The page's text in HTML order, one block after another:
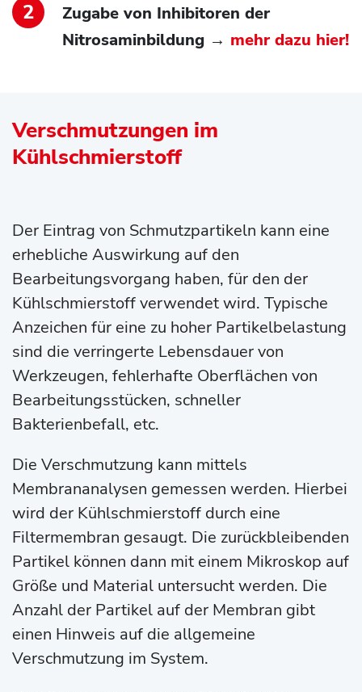
Zugabe von Inhibitoren der
Nitrosaminbildung → mehr dazu hier!
Verschmutzungen im
Kühlschmierstoff
Der Eintrag von Schmutzpartikeln kann eine
erhebliche Auswirkung auf den
Bearbeitungsvorgang haben, für den der
Kühlschmierstoff verwendet wird. Typische
Anzeichen für eine zu hoher Partikelbelastung
sind die verringerte Lebensdauer von
Werkzeugen, fehlerhafte Oberflächen von
Bearbeitungsstücken, schneller
Bakterienbefall, etc.
Die Verschmutzung kann mittels
Membrananalysen gemessen werden. Hierbei
wird der Kühlschmierstoff durch eine
Filtermembran gesaugt. Die zurückbleibenden
Partikel können dann mit einem Mikroskop auf
Größe und Material untersucht werden. Die
Anzahl der Partikel auf der Membran gibt
einen Hinweis auf die allgemeine
Verschmutzung im System.